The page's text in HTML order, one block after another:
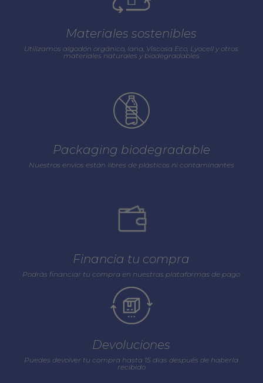
Materiales sostenibles
Utilizamos algodón orgánico, lana, Viscosa Eco, Lyocell y otros
materiales naturales y biodegradables
Packaging biodegradable
Nuestros envios están libres de plásticos ni contaminantes
Financia tu compra
Podrás financiar tu compra en nuestras plataformas de pago
Devoluciones
Puedes devolver tu compra hasta 15 días después de haberla
recibido